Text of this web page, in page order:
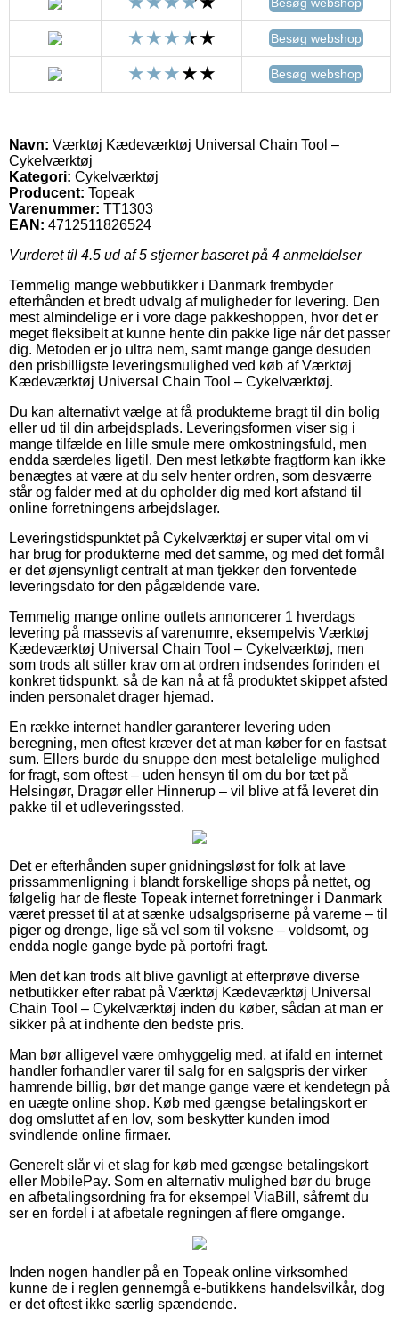
Besøg webshop
Besøg webshop
Navn: Værktøj Kædeværktøj Universal Chain Tool –
Cykelværktøj
Kategori: Cykelværktøj
Producent: Topeak
Varenummer: TT1303
EAN: 4712511826524
Vurderet til 4.5 ud af 5 stjerner baseret på 4 anmeldelser
Temmelig mange webbutikker i Danmark frembyder
efterhånden et bredt udvalg af muligheder for levering. Den
mest almindelige er i vore dage pakkeshoppen, hvor det er
meget fleksibelt at kunne hente din pakke lige når det passer
dig. Metoden er jo ultra nem, samt mange gange desuden
den prisbilligste leveringsmulighed ved køb af Værktøj
Kædeværktøj Universal Chain Tool – Cykelværktøj.
Du kan alternativt vælge at få produkterne bragt til din bolig
eller ud til din arbejdsplads. Leveringsformen viser sig i
mange tilfælde en lille smule mere omkostningsfuld, men
endda særdeles ligetil. Den mest letkøbte fragtform kan ikke
benægtes at være at du selv henter ordren, som desværre
står og falder med at du opholder dig med kort afstand til
online forretningens arbejdslager.
Leveringstidspunktet på Cykelværktøj er super vital om vi
har brug for produkterne med det samme, og med det formål
er det øjensynligt centralt at man tjekker den forventede
leveringsdato for den pågældende vare.
Temmelig mange online outlets annoncerer 1 hverdags
levering på massevis af varenumre, eksempelvis Værktøj
Kædeværktøj Universal Chain Tool – Cykelværktøj, men
som trods alt stiller krav om at ordren indsendes forinden et
konkret tidspunkt, så de kan nå at få produktet skippet afsted
inden personalet drager hjemad.
En række internet handler garanterer levering uden
beregning, men oftest kræver det at man køber for en fastsat
sum. Ellers burde du snuppe den mest betalelige mulighed
for fragt, som oftest – uden hensyn til om du bor tæt på
Helsingør, Dragør eller Hinnerup – vil blive at få leveret din
pakke til et udleveringssted.
Det er efterhånden super gnidningsløst for folk at lave
prissammenligning i blandt forskellige shops på nettet, og
følgelig har de fleste Topeak internet forretninger i Danmark
været presset til at at sænke udsalgspriserne på varerne – til
piger og drenge, lige så vel som til voksne – voldsomt, og
endda nogle gange byde på portofri fragt.
Men det kan trods alt blive gavnligt at efterprøve diverse
netbutikker efter rabat på Værktøj Kædeværktøj Universal
Chain Tool – Cykelværktøj inden du køber, sådan at man er
sikker på at indhente den bedste pris.
Man bør alligevel være omhyggelig med, at ifald en internet
handler forhandler varer til salg for en salgspris der virker
hamrende billig, bør det mange gange være et kendetegn på
en uægte online shop. Køb med gængse betalingskort er
dog omsluttet af en lov, som beskytter kunden imod
svindlende online firmaer.
Generelt slår vi et slag for køb med gængse betalingskort
eller MobilePay. Som en alternativ mulighed bør du bruge
en afbetalingsordning fra for eksempel ViaBill, såfremt du
ser en fordel i at afbetale regningen af flere omgange.
Inden nogen handler på en Topeak online virksomhed
kunne de i reglen gennemgå e-butikkens handelsvilkår, dog
er det oftest ikke særlig spændende.